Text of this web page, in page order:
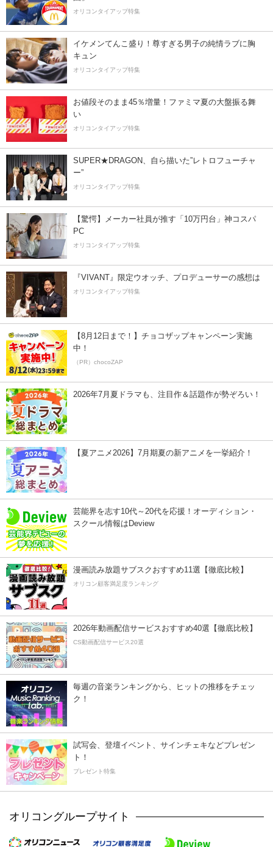
オリコンタイアップ特集
イケメンてんこ盛り！尊すぎる男子の純情ラブに胸
キュン
オリコンタイアップ特集
お値段そのまま45％増量！ファミマ夏の大盤振る舞
い
オリコンタイアップ特集
SUPER★DRAGON、自ら描いた”レトロフューチャ
ー”
オリコンタイアップ特集
【驚愕】メーカー社員が推す「10万円台」神コスパ
PC
オリコンタイアップ特集
『VIVANT』限定ウオッチ、プロデューサーの感想は
オリコンタイアップ特集
【8月12日まで！】チョコザップキャンペーン実施
中！
（PR）chocoZAP
2026年7月夏ドラマも、注目作＆話題作が勢ぞろい！
【夏アニメ2026】7月期夏の新アニメを一挙紹介！
芸能界を志す10代～20代を応援！オーディション・
スクール情報はDeview
漫画読み放題サブスクおすすめ11選【徹底比較】
オリコン顧客満足度ランキング
2026年動画配信サービスおすすめ40選【徹底比較】
CS動画配信サービス20選
毎週の音楽ランキングから、ヒットの推移をチェッ
ク！
試写会、登壇イベント、サインチェキなどプレゼン
ト！
プレゼント特集
オリコングループサイト